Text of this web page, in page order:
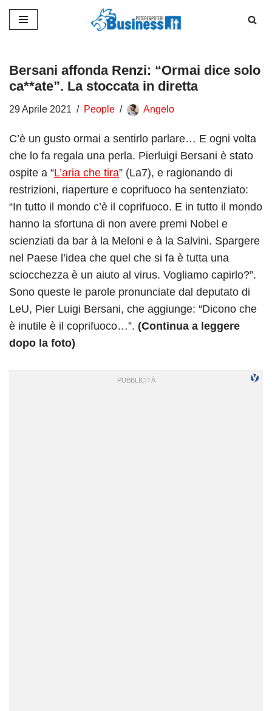
contenuto
Bersani affonda Renzi: “Ormai dice solo
ca**ate”. La stoccata in diretta
29 Aprile 2021 People Angelo
C’è un gusto ormai a sentirlo parlare… E ogni volta
che lo fa regala una perla. Pierluigi Bersani è stato
ospite a “L’aria che tira” (La7), e ragionando di
restrizioni, riaperture e coprifuoco ha sentenziato:
“In tutto il mondo c’è il coprifuoco. E in tutto il mondo
hanno la sfortuna di non avere premi Nobel e
scienziati da bar à la Meloni e à la Salvini. Spargere
nel Paese l’idea che quel che si fa è tutta una
sciocchezza è un aiuto al virus. Vogliamo capirlo?”.
Sono queste le parole pronunciate dal deputato di
LeU, Pier Luigi Bersani, che aggiunge: “Dicono che
è inutile è il coprifuoco…”. (Continua a leggere
dopo la foto)